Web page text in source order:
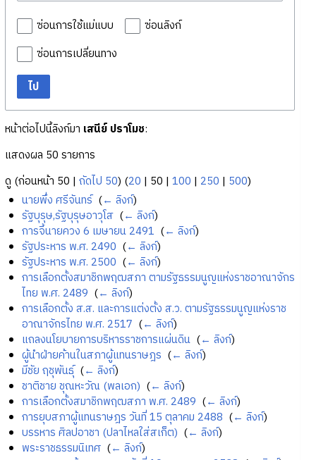
ซ่อนการใช้แม่แบบ
ซ่อนลิงก์
ซ่อนการเปลี่ยนทาง
ไป
หน้าต่อไปนี้ลิงก์มา เสนีย์ ปราโมช:
แสดงผล 50 รายการ
ดู (ก่อนหน้า 50 | ถัดไป 50) (20 | 50 | 100 | 250 | 500)
นายพึ่ง ศรีจันทร์‎ (← ลิงก์)
รัฐบุรุษ,รัฐบุรุษอาวุโส (← ลิงก์)
การจี้นายควง 6 เมษายน 2491 (← ลิงก์)
รัฐประหาร พ.ศ. 2490 (← ลิงก์)
รัฐประหาร พ.ศ. 2500 (← ลิงก์)
การเลือกตั้งสมาชิกพฤฒสภา ตามรัฐธรรมนูญแห่งราชอาณาจักร
ไทย พ.ศ. 2489 (← ลิงก์)
การเลือกตั้ง ส.ส. และการแต่งตั้ง ส.ว. ตามรัฐธรรมนูญแห่งราช
อาณาจักรไทย พ.ศ. 2517 (← ลิงก์)
แถลงนโยบายการบริหารราชการแผ่นดิน (← ลิงก์)
ผู้นำฝ่ายค้านในสภาผู้แทนราษฎร (← ลิงก์)
มีชัย ฤชุพันธุ์‎ (← ลิงก์)
ชาติชาย ชุณหะวัณ (พลเอก) (← ลิงก์)
การเลือกตั้งสมาชิกพฤฒสภา พ.ศ. 2489 (← ลิงก์)
การยุบสภาผู้แทนราษฎร วันที่ 15 ตุลาคม 2488 (← ลิงก์)
บรรหาร ศิลปอาชา (ปลาไหลใส่สเก็ต) (← ลิงก์)
พระราชธรรมนิเทศ (← ลิงก์)